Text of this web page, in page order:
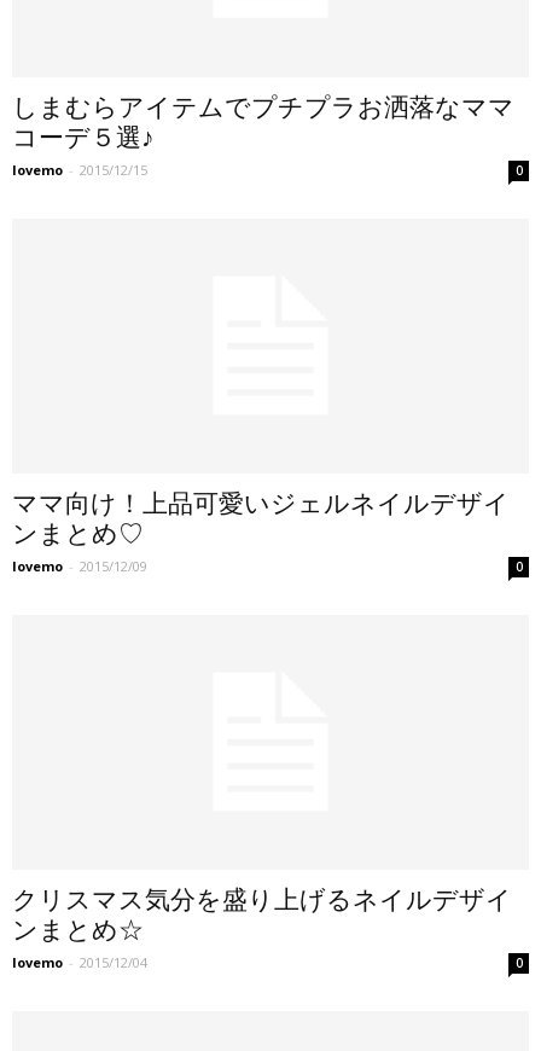
しまむらアイテムでプチプラお洒落なママ
コーデ５選♪
lovemo - 2015/12/15 0
ママ向け！上品可愛いジェルネイルデザイ
ンまとめ♡
lovemo - 2015/12/09 0
クリスマス気分を盛り上げるネイルデザイ
ンまとめ☆
lovemo - 2015/12/04 0